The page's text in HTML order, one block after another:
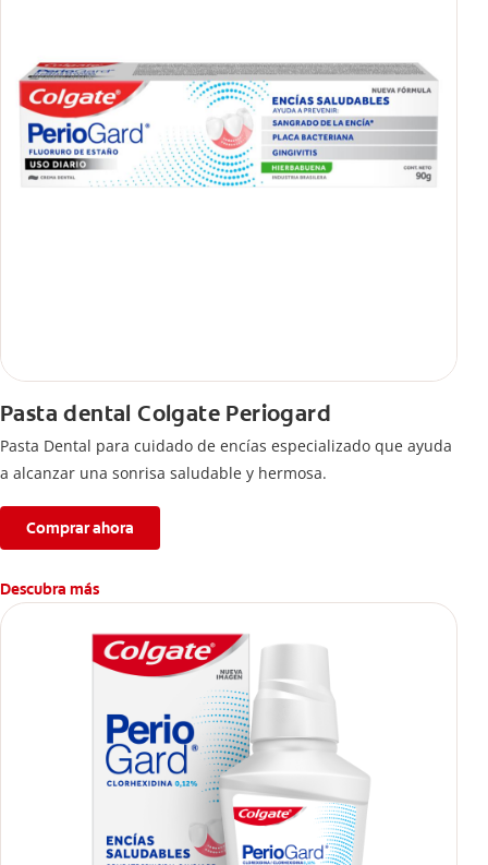
Pasta dental Colgate Periogard
Pasta Dental para cuidado de encías especializado que ayuda
a alcanzar una sonrisa saludable y hermosa.
Comprar ahora
Descubra más